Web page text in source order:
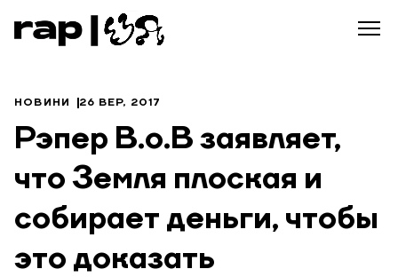
НОВИНИ 26 ВЕР, 2017
Рэпер B.o.B заявляет,
что Земля плоская и
собирает деньги, чтобы
это доказать